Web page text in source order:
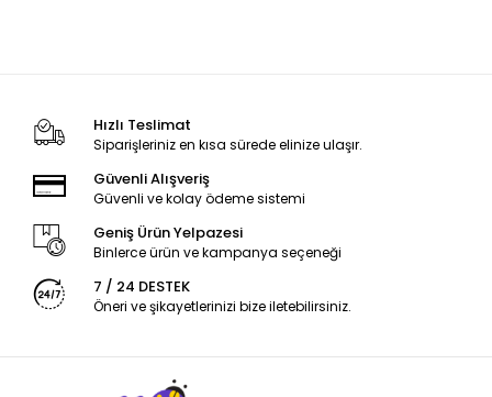
Hızlı Teslimat
Siparişleriniz en kısa sürede elinize ulaşır.
Güvenli Alışveriş
Güvenli ve kolay ödeme sistemi
Geniş Ürün Yelpazesi
Binlerce ürün ve kampanya seçeneği
7 / 24 DESTEK
Öneri ve şikayetlerinizi bize iletebilirsiniz.